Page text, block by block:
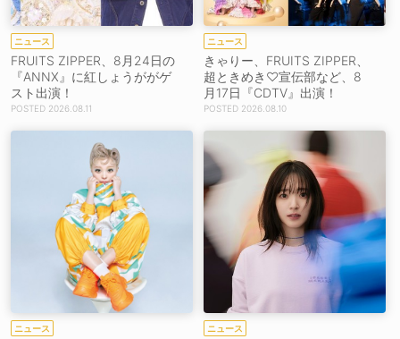
ニュース
FRUITS ZIPPER、8月24日の
『ANNX』に紅しょうががゲ
スト出演！
2026.08.11
ニュース
きゃりー、FRUITS ZIPPER、
超ときめき♡宣伝部など、8
月17日『CDTV』出演！
2026.08.10
ニュース ニュース